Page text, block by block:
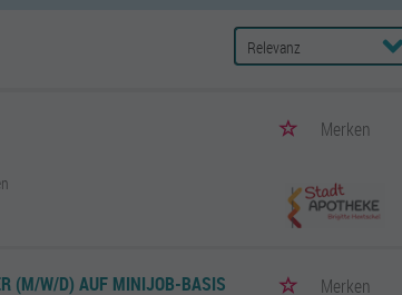
Nutzen Sie deshalb auch
Merken
(M/W/D) AUF MINIJOB-BASIS Merken